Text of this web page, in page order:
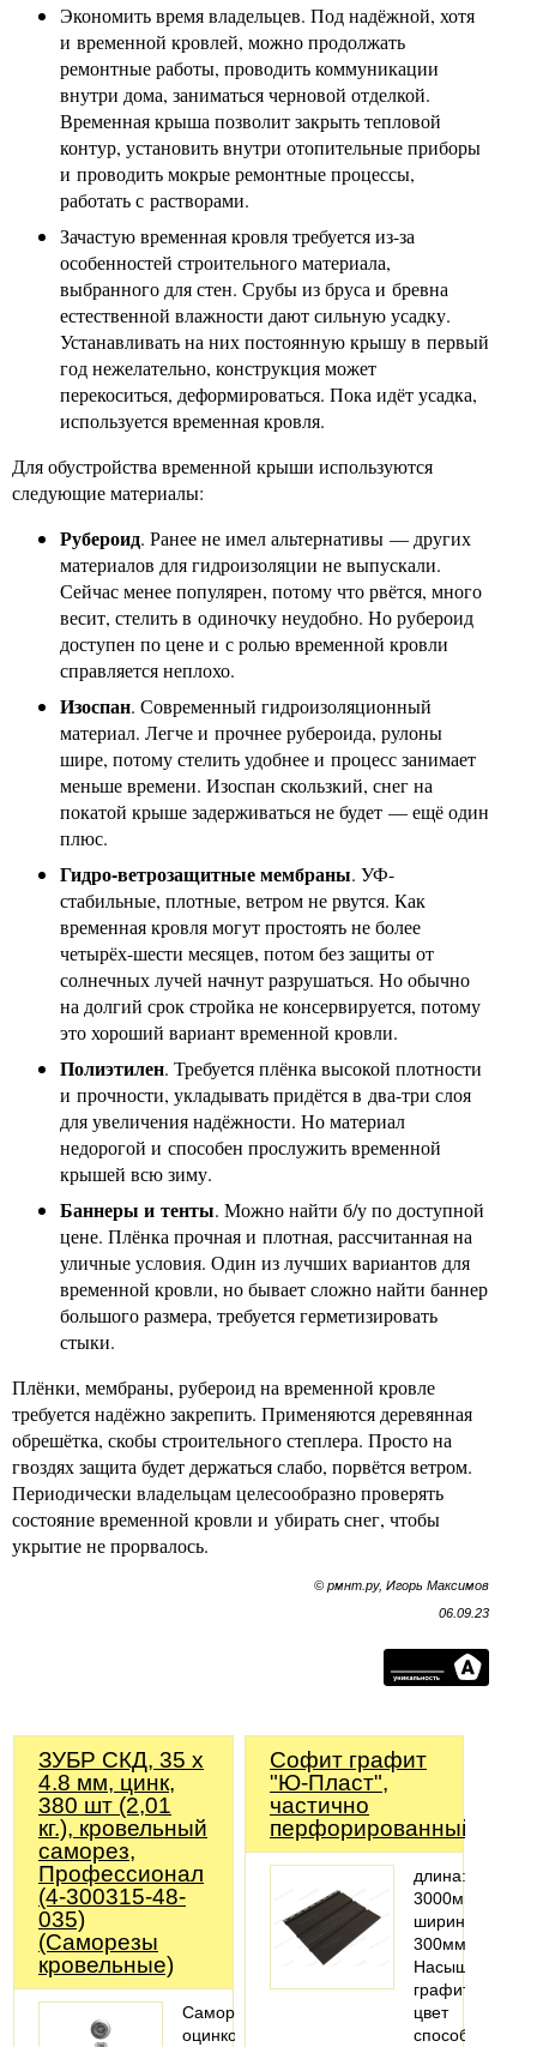
Экономить время владельцев. Под надёжной, хотя
и временной кровлей, можно продолжать
ремонтные работы, проводить коммуникации
внутри дома, заниматься черновой отделкой.
Временная крыша позволит закрыть тепловой
контур, установить внутри отопительные приборы
и проводить мокрые ремонтные процессы,
работать с растворами.
Зачастую временная кровля требуется из-за
особенностей строительного материала,
выбранного для стен. Срубы из бруса и бревна
естественной влажности дают сильную усадку.
Устанавливать на них постоянную крышу в первый
год нежелательно, конструкция может
перекоситься, деформироваться. Пока идёт усадка,
используется временная кровля.
Для обустройства временной крыши используются
следующие материалы:
Рубероид. Ранее не имел альтернативы — других
материалов для гидроизоляции не выпускали.
Сейчас менее популярен, потому что рвётся, много
весит, стелить в одиночку неудобно. Но рубероид
доступен по цене и с ролью временной кровли
справляется неплохо.
Изоспан. Современный гидроизоляционный
материал. Легче и прочнее рубероида, рулоны
шире, потому стелить удобнее и процесс занимает
меньше времени. Изоспан скользкий, снег на
покатой крыше задерживаться не будет — ещё один
плюс.
Гидро-ветрозащитные мембраны. УФ-
стабильные, плотные, ветром не рвутся. Как
временная кровля могут простоять не более
четырёх-шести месяцев, потом без защиты от
солнечных лучей начнут разрушаться. Но обычно
на долгий срок стройка не консервируется, потому
это хороший вариант временной кровли.
Полиэтилен. Требуется плёнка высокой плотности
и прочности, укладывать придётся в два-три слоя
для увеличения надёжности. Но материал
недорогой и способен прослужить временной
крышей всю зиму.
Баннеры и тенты. Можно найти б/у по доступной
цене. Плёнка прочная и плотная, рассчитанная на
уличные условия. Один из лучших вариантов для
временной кровли, но бывает сложно найти баннер
большого размера, требуется герметизировать
стыки.
Плёнки, мембраны, рубероид на временной кровле
требуется надёжно закрепить. Применяются деревянная
обрешётка, скобы строительного степлера. Просто на
гвоздях защита будет держаться слабо, порвётся ветром.
Периодически владельцам целесообразно проверять
состояние временной кровли и убирать снег, чтобы
укрытие не прорвалось.
© рмнт.ру, Игорь Максимов
06.09.23
ЗУБР СКД, 35 х
4.8 мм, цинк,
380 шт (2,01
кг.), кровельный
саморез,
Профессионал
(4-300315-48-
035)
(Саморезы
кровельные)
Саморезы
оцинков.,
Софит графит
"Ю-Пласт",
частично
перфорированный
длина:
3000мм;
ширина:
300мм
Насыщенный
графитовый
цвет
способен